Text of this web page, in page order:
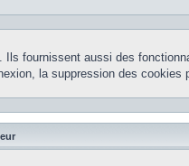
fournissent aussi des
la suppression des cookies